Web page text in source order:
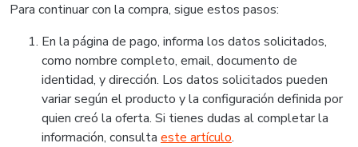
Para continuar con la compra, sigue estos pasos:
En la página de pago, informa los datos solicitados,
como nombre completo, email, documento de
identidad, y dirección. Los datos solicitados pueden
variar según el producto y la configuración definida por
quien creó la oferta. Si tienes dudas al completar la
información, consulta este artículo.